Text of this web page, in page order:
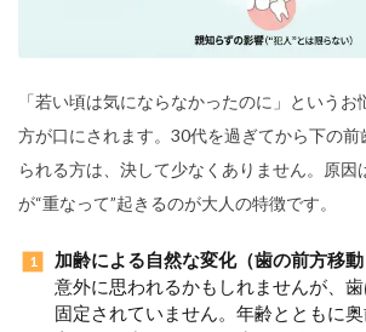
「若い頃は気にならなかったのに」という
方が口にされます。30代を過ぎてから下の
られる方は、決して少なくありません。原因
が“重なって”起きるのが大人の特徴です。
加齢による自然な変化（歯の前方移動
意外に思われるかもしれませんが、
固定されていません。年齢とともに